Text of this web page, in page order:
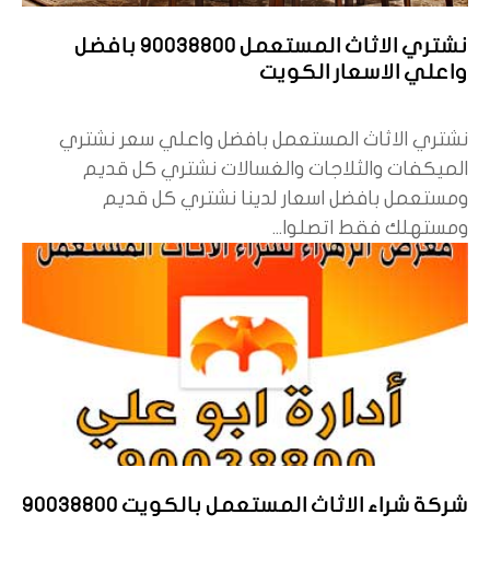
نشتري الاثاث المستعمل 90038800 بافضل
واعلي الاسعار الكويت
نشتري الاثاث المستعمل بافضل واعلي سعر نشتري
الميكفات والثلاجات والغسالات نشتري كل قديم
ومستعمل بافضل اسعار لدينا نشتري كل قديم
ومستهلك فقط اتصلوا...
شركة شراء الاثاث المستعمل بالكويت 90038800